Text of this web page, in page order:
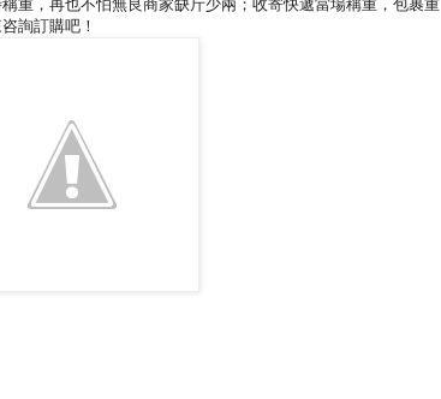
重，再也不怕無良商家缺斤少兩；收寄快遞當場稱重，包裹重
詢訂購吧！